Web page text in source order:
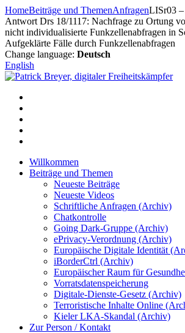
Zum
Inhalt
springen
HomeBeiträge und ThemenAnfragenLISr03
Antwort Drs 18/1117: Nachfrage zu Ortung
nicht individualisierte Funkzellenabfragen in
Aufgeklärte Fälle durch Funkzellenabfragen
Change language: Deutsch
English
Willkommen
Beiträge und Themen
Neueste Beiträge
Neueste Videos
Schriftliche Anfragen (Archiv)
Chatkontrolle
Going Dark-Gruppe (Archiv)
ePrivacy-Verordnung (Archiv)
Europäische Digitale Identität
iBorderCtrl (Archiv)
Europäischer Raum für
Vorratsdatenspeicherung
Digitale-Dienste-Gesetz (Archiv)
Terroristische Inhalte Online
Kieler LKA-Skandal (Archiv)
Zur Person / Kontakt